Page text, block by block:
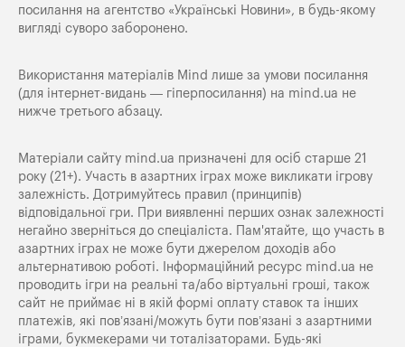
посилання на агентство «Українські Новини», в будь-якому
вигляді суворо заборонено.
Використання матеріалів Mind лише за умови посилання
(для інтернет-видань — гіперпосилання) на mind.ua не
нижче третього абзацу.
Матеріали сайту mind.ua призначені для осіб старше 21
року (21+). Участь в азартних іграх може викликати ігрову
залежність. Дотримуйтесь правил (принципів)
відповідальної гри. При виявленні перших ознак залежності
негайно зверніться до спеціаліста. Пам'ятайте, що участь в
азартних іграх не може бути джерелом доходів або
альтернативою роботі. Інформаційний ресурс mind.ua не
проводить ігри на реальні та/або віртуальні гроші, також
сайт не приймає ні в якій формі оплату ставок та інших
платежів, які пов’язані/можуть бути пов’язані з азартними
іграми, букмекерами чи тоталізаторами. Будь-які